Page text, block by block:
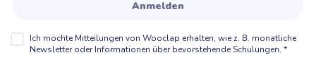
Anmelden
Ich möchte Mitteilungen von Wooclap erhalten, wie z. B. monatliche
Newsletter oder Informationen über bevorstehende Schulungen. *